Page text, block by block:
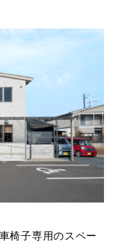
椅子専用のスペー